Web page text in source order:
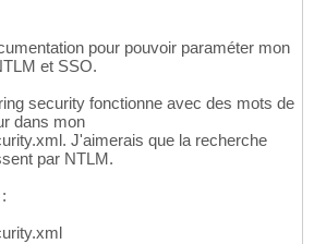
pour pouvoir paraméter mon
et SSO.
security fonctionne avec des mots de
dans mon
J'aimerais que la recherche
par NTLM.